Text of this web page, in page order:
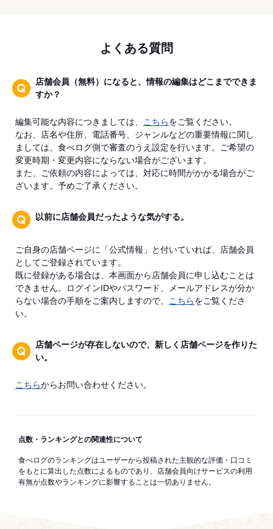
よくある質問
店舗会員（無料）になると、情報の編集はどこまでできま
すか？
編集可能な内容につきましては、 こちらをご覧ください。
なお、店名や住所、電話番号、ジャンルなどの重要情報に関し
ましては、食べログ側で審査のうえ設定を行います。ご希望の
変更時期・変更内容にならない場合がございます。
また、ご依頼の内容によっては、対応に時間がかかる場合がご
ざいます。予めご了承ください。
以前に店舗会員だったような気がする。
ご自身の店舗ページに「公式情報」と付いていれば、店舗会員
としてご登録されています。
既に登録がある場合は、本画面から店舗会員に申し込むことは
できません。ログインIDやパスワード、メールアドレスが分か
らない場合の手順をご案内しますので、
こちらをご覧くださ
い。
店舗ページが存在しないので、新しく店舗ページを作りた
い。
こちらからお問い合わせください。
点数・ランキングとの関連性について
食べログのランキングはユーザーから投稿された主観的な評価・口コミ
をもとに算出した点数によるものであり、店舗会員向けサービスの利用
有無が点数やランキングに影響することは一切ありません。